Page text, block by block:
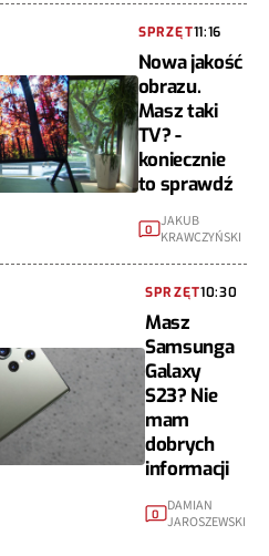
SPRZĘT11:16
Nowa jakość
obrazu.
Masz taki
TV? -
koniecznie
to sprawdź
0 JAKUB
KRAWCZYŃSKI
SPRZĘT10:30
Masz
Samsunga
Galaxy
S23? Nie
mam
dobrych
informacji
0
DAMIAN
JAROSZEWSKI